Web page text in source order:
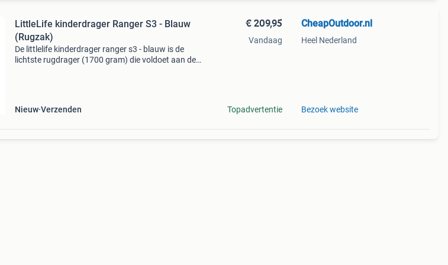
LittleLife kinderdrager Ranger S3 - Blauw
(Rugzak)
De littlelife kinderdrager ranger s3 - blauw is de
lichtste rugdrager (1700 gram) die voldoet aan de
Nieuw Verzenden
€ 209,95
Vandaag
Topadvertentie
CheapOutdoor.nl
Heel Nederland
Bezoek website